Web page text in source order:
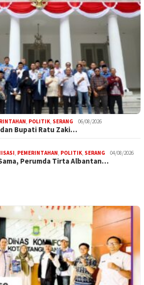
, POLITIK, SERANG 06/08/2026
Bupati Ratu Zaki…
, PEMERINTAHAN, POLITIK, SERANG 04/08/2026
Perumda Tirta Albantan…